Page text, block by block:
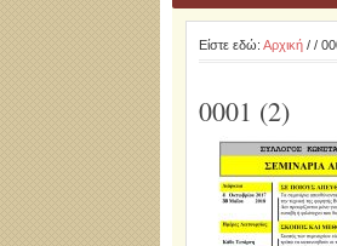
Είστε εδώ: Αρχική/ /
0001 (2)